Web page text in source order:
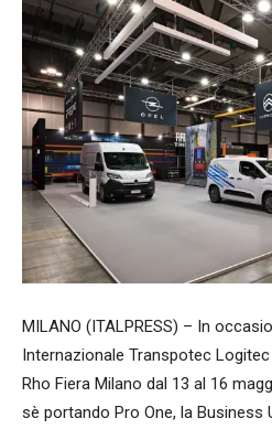
MILANO (ITALPRESS) – In
Internazionale Transpotec
Rho Fiera Milano dal 13 al 16
sè portando Pro One, la Business